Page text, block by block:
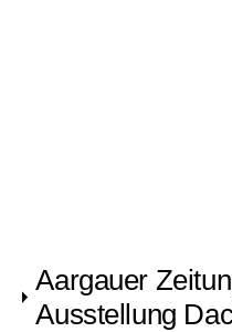
Aargauer
Ausstellung